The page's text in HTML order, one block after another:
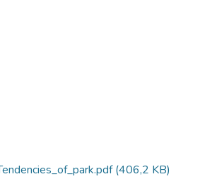
(406,2 KB)